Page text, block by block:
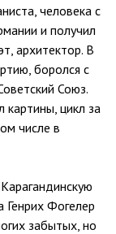
человека с
и получил
архитектор. В
боролся с
Союз.
цикл за
числе в
Генрих Фогелер
забытых, но